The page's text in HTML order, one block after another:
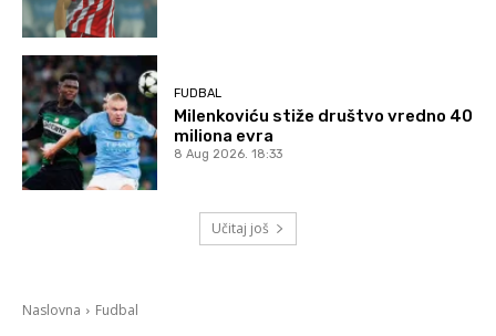
FUDBAL
Milenkoviću stiže društvo vredno 40
miliona evra
8 Aug 2026. 18:33
Učitaj još